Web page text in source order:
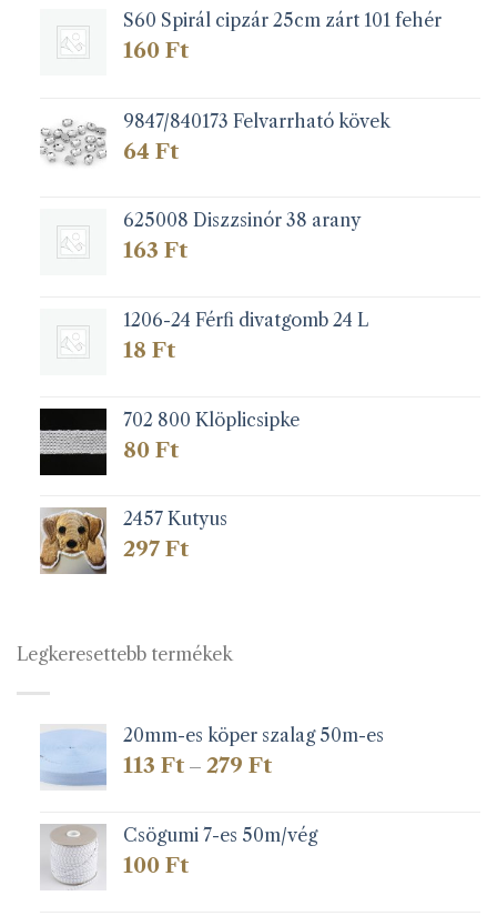
S60 Spirál cipzár 25cm zárt 101 fehér
160 Ft
9847/840173 Felvarrható kövek
64 Ft
625008 Diszzsinór 38 arany
163 Ft
1206-24 Férfi divatgomb 24 L
18 Ft
702 800 Klöplicsipke
80 Ft
2457 Kutyus
297 Ft
Legkeresettebb termékek
20mm-es köper szalag 50m-es
113 Ft – 279 FtÁrtartomány:
279 Ft
Csögumi 7-es 50m/vég
100 Ft